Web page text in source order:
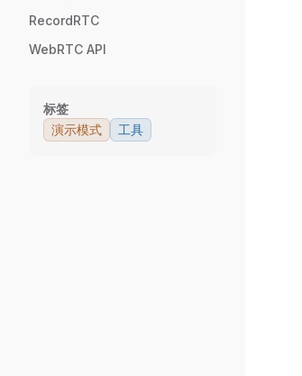
RecordRTC
WebRTC API
标签
演示模式
工具